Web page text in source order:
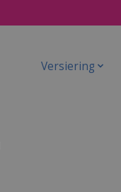
Versiering